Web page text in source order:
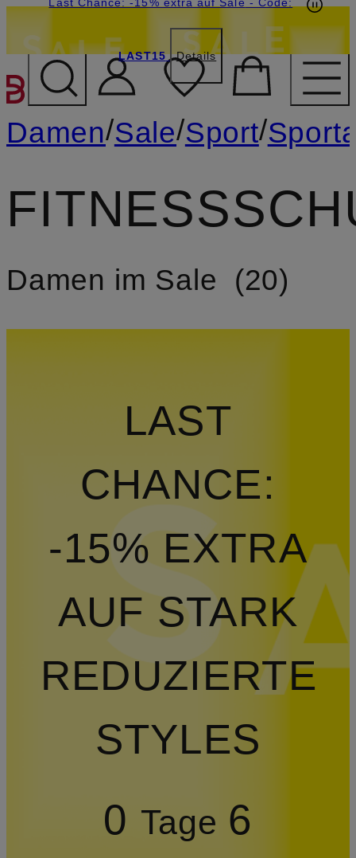
ZUM HAUPTINHALT
LAST15 Details
Damen/Sale/Sport/
Damen im Sale 20
LAST
CHANCE:
-15% EXTRA
AUF STARK
REDUZIERTE
STYLES
0 Tage 6